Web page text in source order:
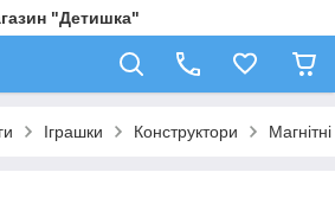
"Детишка"
Іграшки Конструктори